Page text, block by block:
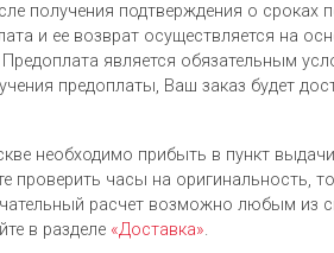
получения подтверждения о сроках
и ее возврат осуществляется на
является обязательным
предоплаты, Ваш заказ будет
необходимо прибыть в пункт
проверить часы на оригинальность,
расчет возможно любым из
в разделе «Доставка».